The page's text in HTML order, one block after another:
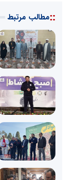
::مطالب مرتبط